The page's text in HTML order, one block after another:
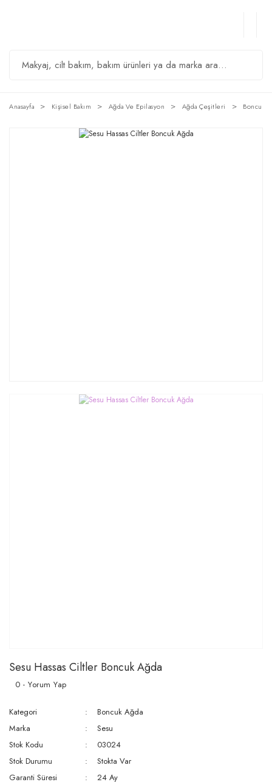
Anasayfa Kişisel Bakım Ağda Ve Epilasyon Ağda Çeşitleri Boncuk
Sesu Hassas Ciltler Boncuk Ağda
0 - Yorum Yap
Kategori
Boncuk Ağda
Marka
Sesu
Stok Kodu
03024
Stok Durumu
Stokta Var
Garanti Süresi
24 Ay